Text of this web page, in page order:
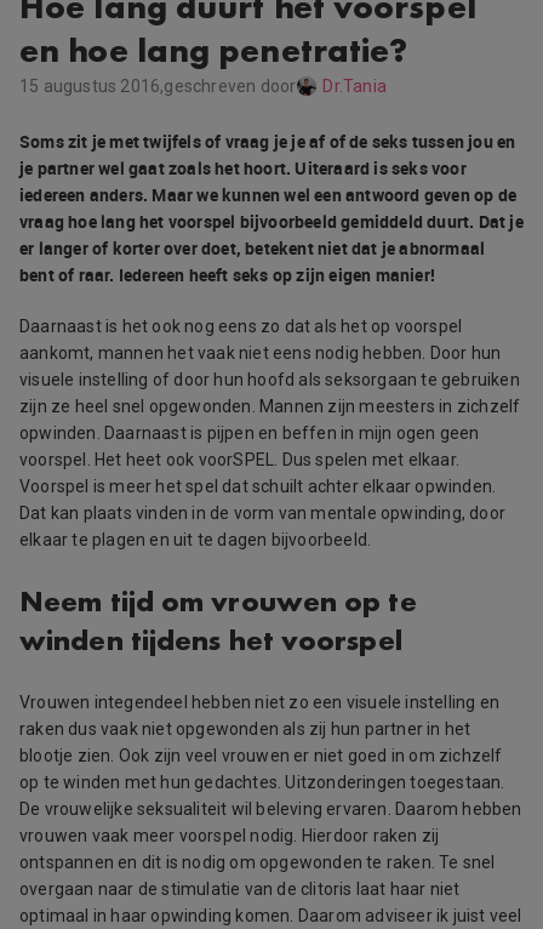
en hoe lang penetratie?
15 augustus 2016,geschreven door Dr.Tania
Soms zit je met twijfels of vraag je je af of de seks tussen jou en
je partner wel gaat zoals het hoort. Uiteraard is seks voor
iedereen anders. Maar we kunnen wel een antwoord geven op de
vraag hoe lang het voorspel bijvoorbeeld gemiddeld duurt. Dat je
er langer of korter over doet, betekent niet dat je abnormaal
bent of raar. Iedereen heeft seks op zijn eigen manier!
Daarnaast is het ook nog eens zo dat als het op voorspel
aankomt, mannen het vaak niet eens nodig hebben. Door hun
visuele instelling of door hun hoofd als seksorgaan te gebruiken
zijn ze heel snel opgewonden. Mannen zijn meesters in zichzelf
opwinden. Daarnaast is pijpen en beffen in mijn ogen geen
voorspel. Het heet ook voorSPEL. Dus spelen met elkaar.
Voorspel is meer het spel dat schuilt achter elkaar opwinden.
Dat kan plaats vinden in de vorm van mentale opwinding, door
elkaar te plagen en uit te dagen bijvoorbeeld.
Neem tijd om vrouwen op te
winden tijdens het voorspel
Vrouwen integendeel hebben niet zo een visuele instelling en
raken dus vaak niet opgewonden als zij hun partner in het
blootje zien. Ook zijn veel vrouwen er niet goed in om zichzelf
op te winden met hun gedachtes. Uitzonderingen toegestaan.
De vrouwelijke seksualiteit wil beleving ervaren. Daarom hebben
vrouwen vaak meer voorspel nodig. Hierdoor raken zij
ontspannen en dit is nodig om opgewonden te raken. Te snel
overgaan naar de stimulatie van de clitoris laat haar niet
optimaal in haar opwinding komen. Daarom adviseer ik juist veel